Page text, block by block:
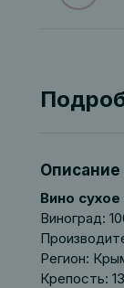
Описание
Вино
Виноград:
Регион:
Крепость: